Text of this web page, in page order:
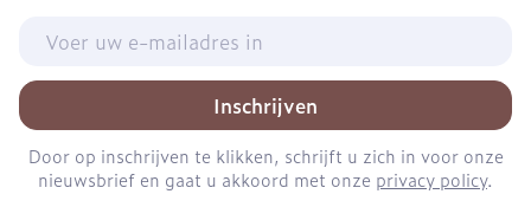
Inschrijven
Door op inschrijven te klikken, schrijft u zich in voor onze
nieuwsbrief en gaat u akkoord met onze privacy policy.